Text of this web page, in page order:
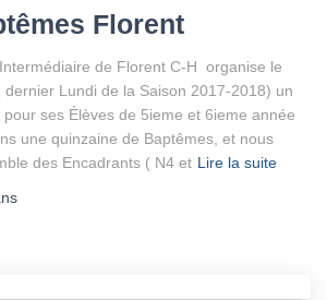
Florent
de Florent C-H organise le
Lundi de la Saison 2017-2018) un
ses Élèves de 5ieme et 6ieme année
une quinzaine de Baptêmes, et nous
des Encadrants ( N4 et Lire la suite